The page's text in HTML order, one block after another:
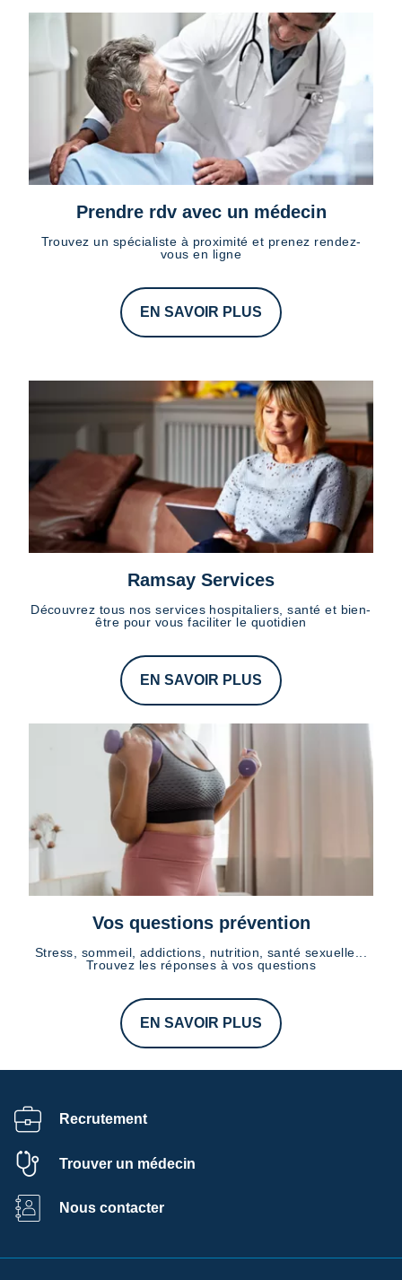
Prendre rdv avec un médecin
Trouvez un spécialiste à proximité et prenez rendez-
vous en ligne
EN SAVOIR PLUS
Ramsay Services
Découvrez tous nos services hospitaliers, santé et bien-
être pour vous faciliter le quotidien
EN SAVOIR PLUS
Vos questions prévention
Stress, sommeil, addictions, nutrition, santé sexuelle...
Trouvez les réponses à vos questions
EN SAVOIR PLUS
Recrutement
Trouver un médecin
Nous contacter